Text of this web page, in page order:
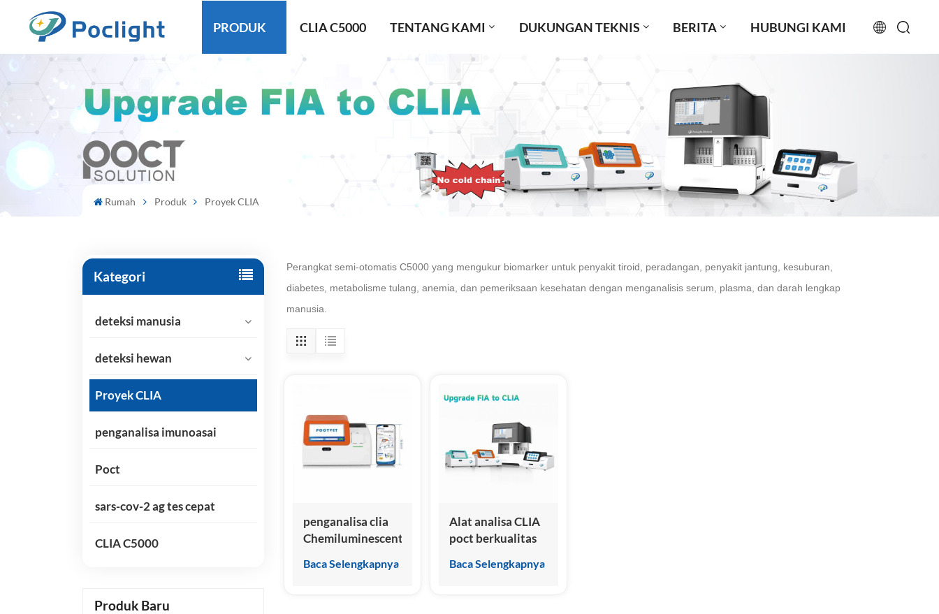
PRODUK CLIA C5000 TENTANG KAMI DUKUNGAN TEKNIS BERITA HUBUNGI KAMI
русский
español
日本語
Rumah Produk Proyek CLIA
Kategori
deteksi manusia
deteksi hewan
Proyek CLIA
penganalisa imunoasai
Poct
sars-cov-2 ag tes cepat
CLIA C5000
Produk Baru
Perangkat semi-otomatis C5000 yang mengukur biomarker untuk penyakit tiroid, peradangan, penyakit jantung, kesuburan,
diabetes, metabolisme tulang, anemia, dan pemeriksaan kesehatan dengan menganalisis serum, plasma, dan darah lengkap
manusia.
penganalisa clia
Chemiluminescent
hewan peliharaan
Baca Selengkapnya
Alat analisa CLIA
poct berkualitas
Baca Selengkapnya